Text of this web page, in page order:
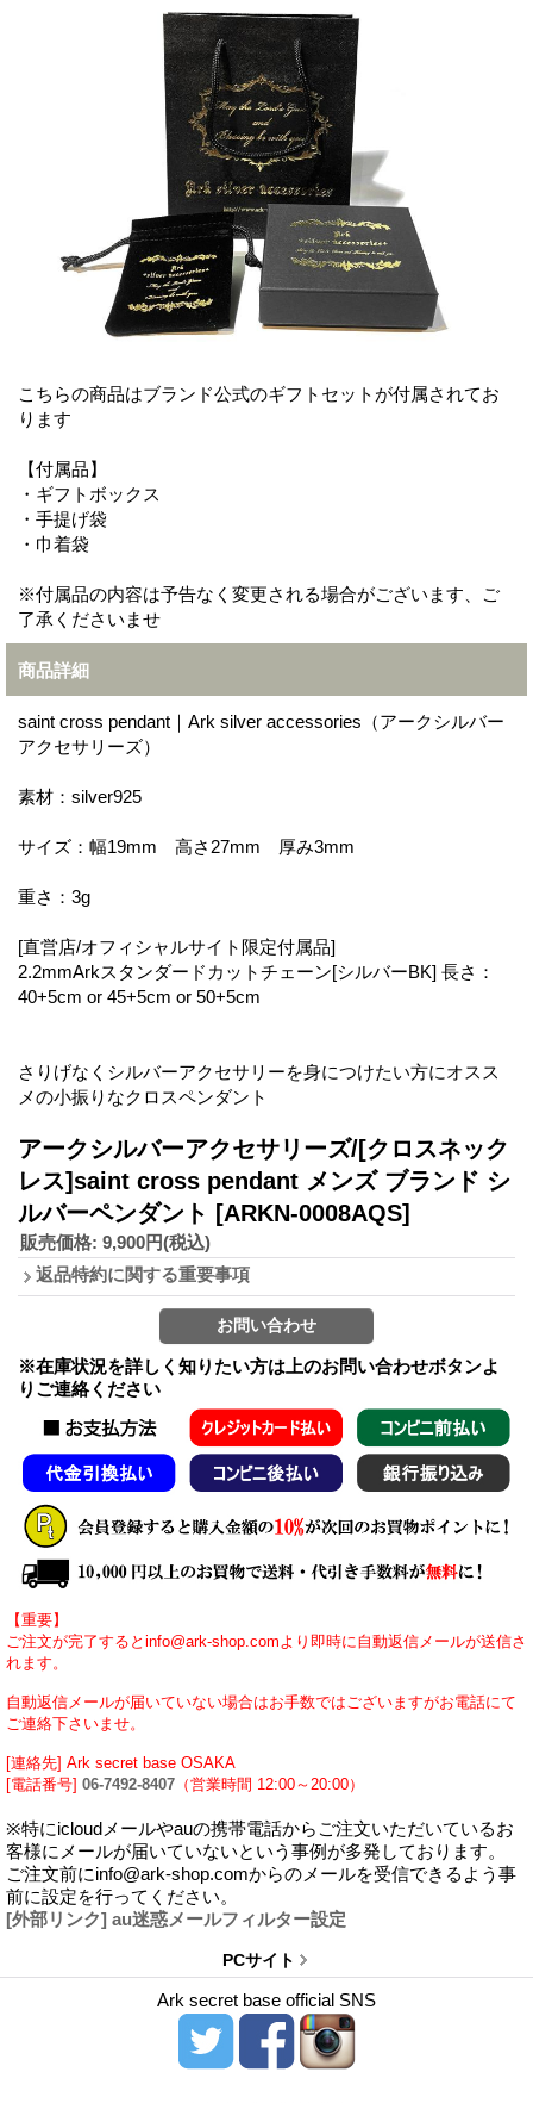
こちらの商品はブランド公式のギフトセットが付属されてお
ります
【付属品】
・ギフトボックス
・手提げ袋
・巾着袋
※付属品の内容は予告なく変更される場合がございます、ご
了承くださいませ
商品詳細
saint cross pendant｜Ark silver accessories（アークシルバー
アクセサリーズ）
素材：silver925
サイズ：幅19mm 高さ27mm 厚み3mm
重さ：3g
[直営店/オフィシャルサイト限定付属品]
2.2mmArkスタンダードカットチェーン[シルバーBK] 長さ：
40+5cm or 45+5cm or 50+5cm
さりげなくシルバーアクセサリーを身につけたい方にオスス
メの小振りなクロスペンダント
アークシルバーアクセサリーズ/[クロスネック
レス]saint cross pendant メンズ ブランド シ
ルバーペンダント [ARKN-0008AQS]
販売価格: 9,900円(税込)
返品特約に関する重要事項
※在庫状況を詳しく知りたい方は上のお問い合わせボタンよ
りご連絡ください
【重要】
ご注文が完了するとinfo@ark-shop.comより即時に自動返信メールが送信さ
れます。
自動返信メールが届いていない場合はお手数ではございますがお電話にて
ご連絡下さいませ。
[連絡先] Ark secret base OSAKA
[電話番号] 06-7492-8407 （営業時間 12:00～20:00）
※特にicloudメールやauの携帯電話からご注文いただいているお
客様にメールが届いていないという事例が多発しております。
ご注文前にinfo@ark-shop.comからのメールを受信できるよう事
前に設定を行ってください。
[外部リンク] au迷惑メールフィルター設定
PCサイト
Ark secret base official SNS